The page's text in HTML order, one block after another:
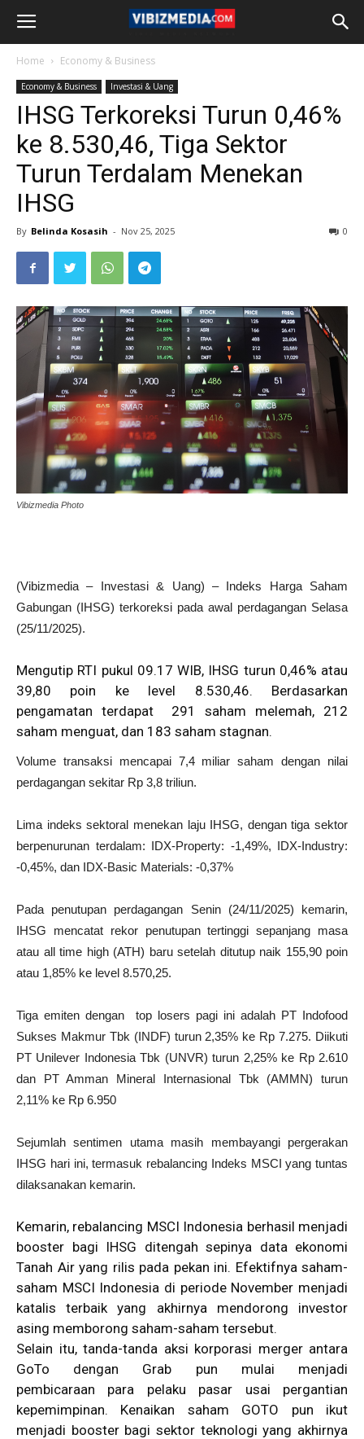
Home Economy & Business
Economy & Business Investasi & Uang
IHSG Terkoreksi Turun 0,46%
ke 8.530,46, Tiga Sektor
Turun Terdalam Menekan
IHSG
By Belinda Kosasih - Nov 25, 2025 0
Vibizmedia Photo
(Vibizmedia – Investasi & Uang) – Indeks Harga Saham
Gabungan (IHSG) terkoreksi pada awal perdagangan Selasa
(25/11/2025).
Mengutip RTI pukul 09.17 WIB, IHSG turun 0,46% atau
39,80 poin ke level 8.530,46. Berdasarkan
pengamatan terdapat 291 saham melemah, 212
saham menguat, dan 183 saham stagnan.
Volume transaksi mencapai 7,4 miliar saham dengan nilai
perdagangan sekitar Rp 3,8 triliun.
Lima indeks sektoral menekan laju IHSG, dengan tiga sektor
berpenurunan terdalam: IDX-Property: -1,49%, IDX-Industry:
-0,45%, dan IDX-Basic Materials: -0,37%
Pada penutupan perdagangan Senin (24/11/2025) kemarin,
IHSG mencatat rekor penutupan tertinggi sepanjang masa
atau all time high (ATH) baru setelah ditutup naik 155,90 poin
atau 1,85% ke level 8.570,25.
Tiga emiten dengan top losers pagi ini adalah PT Indofood
Sukses Makmur Tbk (INDF) turun 2,35% ke Rp 7.275. Diikuti
PT Unilever Indonesia Tbk (UNVR) turun 2,25% ke Rp 2.610
dan PT Amman Mineral Internasional Tbk (AMMN) turun
2,11% ke Rp 6.950
Sejumlah sentimen utama masih membayangi pergerakan
IHSG hari ini, termasuk rebalancing Indeks MSCI yang tuntas
dilaksanakan kemarin.
Kemarin, rebalancing MSCI Indonesia berhasil menjadi
booster bagi IHSG ditengah sepinya data ekonomi
Tanah Air yang rilis pada pekan ini. Efektifnya saham-
saham MSCI Indonesia di periode November menjadi
katalis terbaik yang akhirnya mendorong investor
asing memborong saham-saham tersebut.
Selain itu, tanda-tanda aksi korporasi merger antara
GoTo dengan Grab pun mulai menjadi
pembicaraan para pelaku pasar usai pergantian
kepemimpinan. Kenaikan saham GOTO pun ikut
menjadi booster bagi sektor teknologi yang akhirnya